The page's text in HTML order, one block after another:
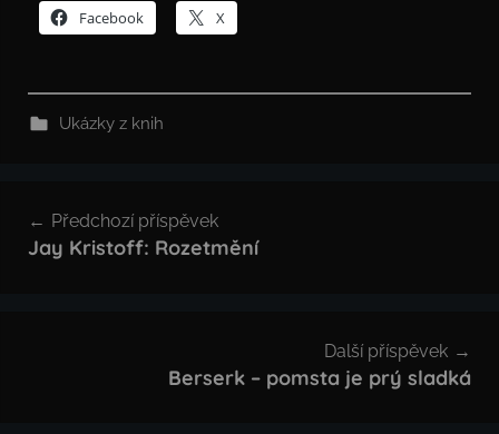
Facebook X
Ukázky z knih
pro
Předchozí příspěvek
Jay Kristoff: Rozetmění
Další příspěvek
Berserk – pomsta je prý sladká